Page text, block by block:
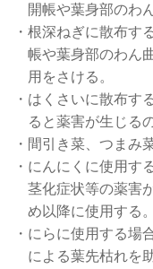
開帳や葉身部のわ
・根深ねぎに散布す
帳や葉身部のわん
用をさける。
・はくさいに散布す
ると薬害が生じる
・間引き菜、つまみ
・にんにくに使用す
茎化症状等の薬害
め以降に使用する。
・にらに使用する場
による葉先枯れを